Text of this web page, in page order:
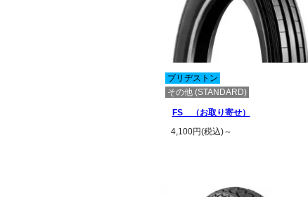
ブリヂストン
その他 (STANDARD)
FS （お取り寄せ）
4,100円(税込)～